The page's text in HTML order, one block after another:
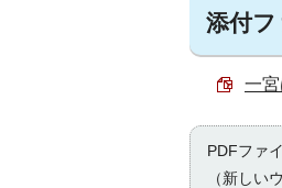
添付
一
PDFファ
（新しい